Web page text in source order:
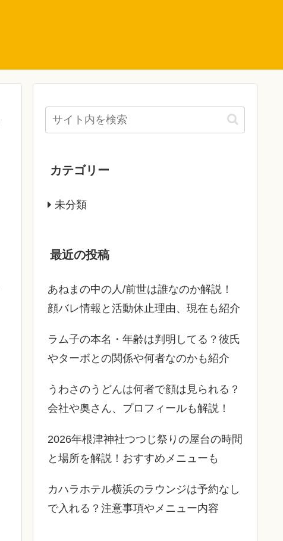
カテゴリー
未分類
最近の投稿
あねまの中の人/前世は誰なのか解説！
顔バレ情報と活動休止理由、現在も紹介
ラム子の本名・年齢は判明してる？彼氏
やターボとの関係や何者なのかも紹介
うわさのうどんは何者で顔は見られる？
会社や奥さん、プロフィールも解説！
2026年根津神社つつじ祭りの屋台の時間
と場所を解説！おすすめメニューも
カハラホテル横浜のラウンジは予約なし
で入れる？注意事項やメニュー内容